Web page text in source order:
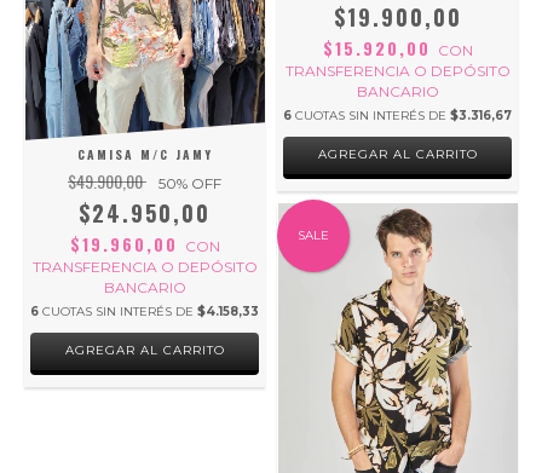
$19.900,00
$15.920,00
CON
TRANSFERENCIA O DEPÓSITO
BANCARIO
6 CUOTAS SIN INTERÉS DE $3.316,67
AGREGAR AL CARRITO
CAMISA M/C JAMY
$49.900,00 50% OFF
$24.950,00
$19.960,00
CON
TRANSFERENCIA O DEPÓSITO
BANCARIO
6 CUOTAS SIN INTERÉS DE $4.158,33
AGREGAR AL CARRITO
SALE